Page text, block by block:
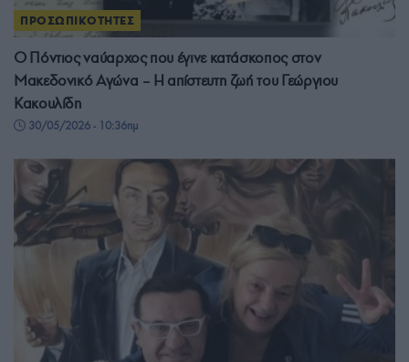
ΠΡΟΣΩΠΙΚΟΤΗΤΕΣ
Ο Πόντιος ναύαρχος που έγινε κατάσκοπος στον
Μακεδονικό Αγώνα – Η απίστευτη ζωή του Γεώργιου
Κακουλίδη
30/05/2026 - 10:36πμ